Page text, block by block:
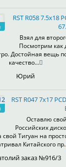
RST R058 7.5x18
Взял для
Посмотрим как
Достойная вещь
качество...
Юрий
RST R047 7x17
Оставлю
Российских
свой Тигуан на
Китайского
заказ №916/3